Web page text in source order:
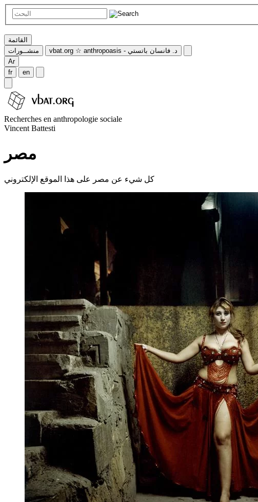
القائمة
منشــورات
vbat.org ☆ anthropoasis - د. فانسان باتستي
Ar
fr
en
Recherches en anthropologie sociale
Vincent Battesti
مصر
كل شيء عن مصر على هذا الموقع الإلكتروني